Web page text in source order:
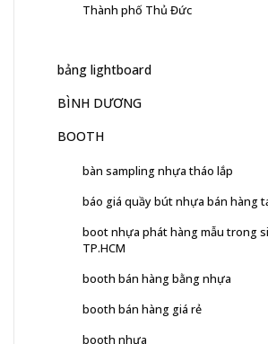
Thành phố Thủ Đức
bảng lightboard
BÌNH DƯƠNG
BOOTH
bàn sampling nhựa tháo lắp
báo giá quầy bút nhựa bán hàng
boot nhựa phát hàng mẫu trong
TP.HCM
booth bán hàng bằng nhựa
booth bán hàng giá rẻ
booth nhựa